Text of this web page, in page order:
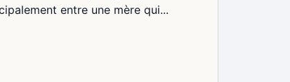
entre une mère qui...